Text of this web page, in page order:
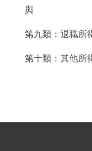
與
第九類：退職所
第十類：其他所